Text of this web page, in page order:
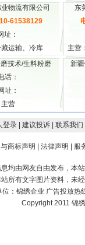
物流有限公司
61538129
址：
运输、冷库
东
主营
技术/生料粉磨
话：
址：
主营
新
登录 | 建议投诉 | 联系我们
商标声明 | 法律声明 | 服
均由网友自由发布，本
所有文字图片资料，未
： 锦绣企业 广告投放热
Copyright 2011 锦